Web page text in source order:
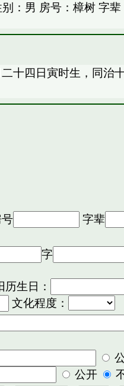
：男 房号：樟树 字辈
十四日寅时生，同治
字辈
字
历生日：
文化程度：
公开